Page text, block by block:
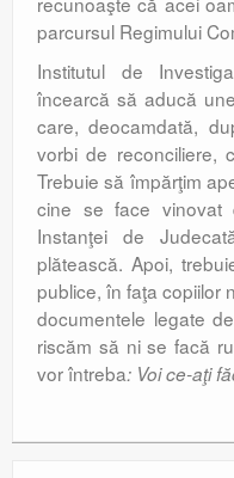
parcursul Regimului
Institutul de
încearcă să aducă
care, deocamdată,
vorbi de reconciliere,
Trebuie să împărţim
cine se face
Instanţei de
plătească. Apoi,
publice, în faţa copiilor
documentele legate
riscăm să ni se facă
vor întreba: Voi ce-aţi